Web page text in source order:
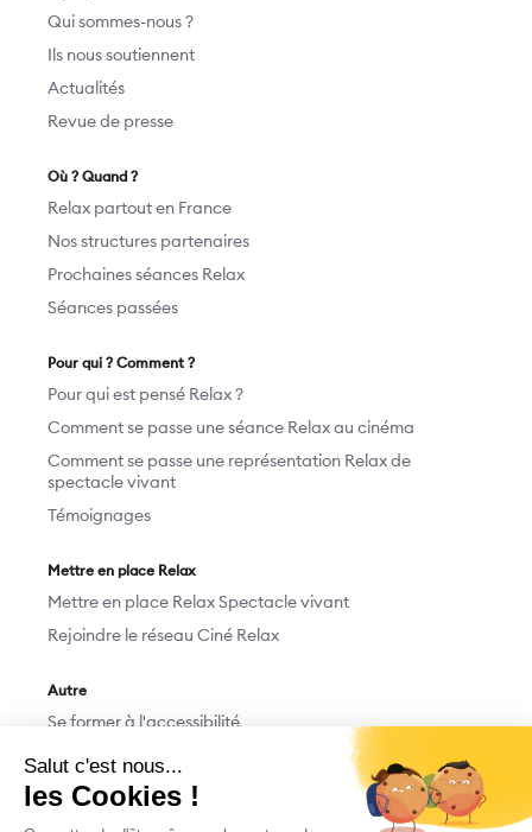
Qui sommes-nous ?
Ils nous soutiennent
Actualités
Revue de presse
Où ? Quand ?
Relax partout en France
Nos structures partenaires
Prochaines séances Relax
Séances passées
Pour qui ? Comment ?
Pour qui est pensé Relax ?
Comment se passe une séance Relax au cinéma
Comment se passe une représentation Relax de
spectacle vivant
Témoignages
Mettre en place Relax
Mettre en place Relax Spectacle vivant
Rejoindre le réseau Ciné Relax
Autre
Se former à l'accessibilité
Devenir bénévole
Nous contacter